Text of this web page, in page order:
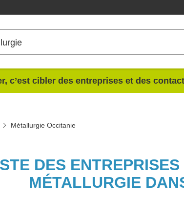
c’est cibler des entreprises et des
Métallurgie Occitanie
DES
MÉTALLURGIE